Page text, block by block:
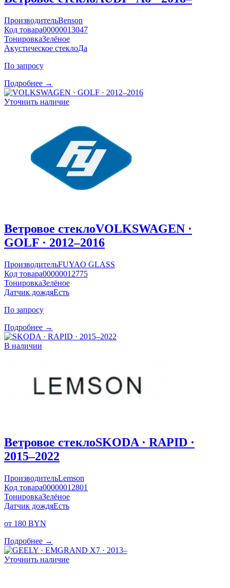
ПроизводительBenson
Код товара00000013047
ТонировкаЗелёное
Акустическое стеклоДа
По запросу
Подробнее →
Уточнить наличие
Ветровое стеклоVOLKSWAGEN ·
GOLF · 2012–2016
ПроизводительFUYAO GLASS
Код товара00000012775
ТонировкаЗелёное
Датчик дождяЕсть
По запросу
Подробнее →
В наличии
Ветровое стеклоSKODA · RAPID ·
2015–2022
ПроизводительLemson
Код товара00000012801
ТонировкаЗелёное
Датчик дождяЕсть
от 180 BYN
Подробнее →
Уточнить наличие